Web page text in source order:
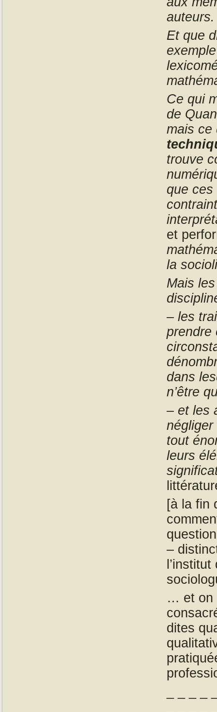
auteurs.
Et que
Ce qui
de
mais ce
trouve
que
et
la
Mais
– les
prendre
dans
n’être
– et les
tout
leurs
[à la fin
–
… et on
dites